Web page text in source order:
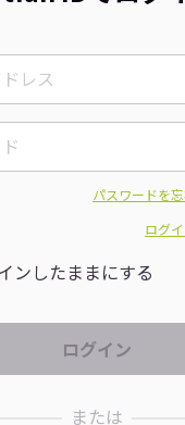
パスワードを
ログ
ンしたままにする
または